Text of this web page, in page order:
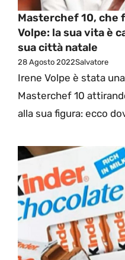
Masterchef 10, che
Volpe: la sua vita è
sua città natale
28 Agosto 2022Salvatore
Irene Volpe è stata
Masterchef 10
alla sua figura: ecco